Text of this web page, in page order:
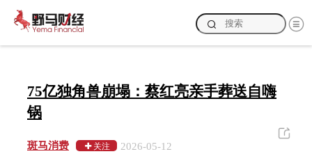
75亿独角兽崩塌：蔡红亮亲手葬送自嗨
锅
斑马消费 关注 2026-05-12